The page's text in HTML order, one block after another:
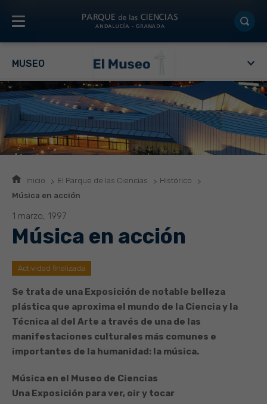
MUSEO
Inicio El Parque de las Ciencias
Histórico
Música en acción
1 marzo, 1997
Música en acción
Actividad finalizada
Se trata de una Exposición de notable belleza
plástica que aproxima el mundo de la Ciencia y la
Técnica al del Arte a través de una de las
manifestaciones culturales más comunes e
importantes de la humanidad: la música.
Música en el Museo de Ciencias
Una Exposición para ver, oir y tocar